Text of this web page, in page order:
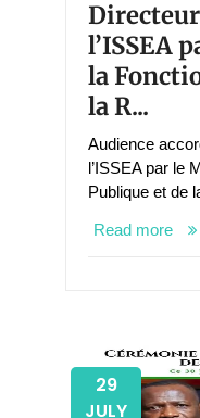
l’ISSEA
la
la R...
Audience
l’ISSEA par le
Publique et de
Read more
29
JULY